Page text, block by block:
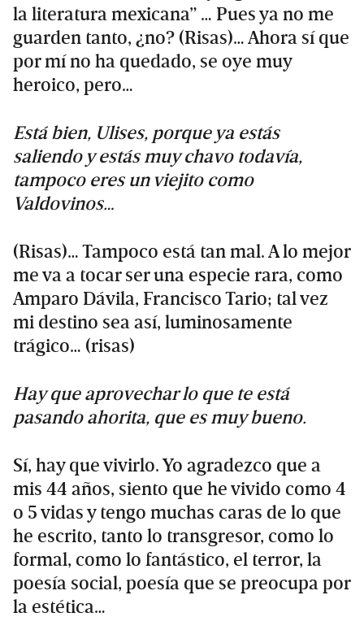
la literatura mexicana” … Pues ya no me
guarden tanto, ¿no? (Risas)… Ahora sí que
por mí no ha quedado, se oye muy
heroico, pero…
Está bien, Ulises, porque ya estás
saliendo y estás muy chavo todavía,
tampoco eres un viejito como
Valdovinos…
(Risas)… Tampoco está tan mal. A lo mejor
me va a tocar ser una especie rara, como
Amparo Dávila, Francisco Tario; tal vez
mi destino sea así, luminosamente
trágico… (risas)
Hay que aprovechar lo que te está
pasando ahorita, que es muy bueno.
Sí, hay que vivirlo. Yo agradezco que a
mis 44 años, siento que he vivido como 4
o 5 vidas y tengo muchas caras de lo que
he escrito, tanto lo transgresor, como lo
formal, como lo fantástico, el terror, la
poesía social, poesía que se preocupa por
la estética…